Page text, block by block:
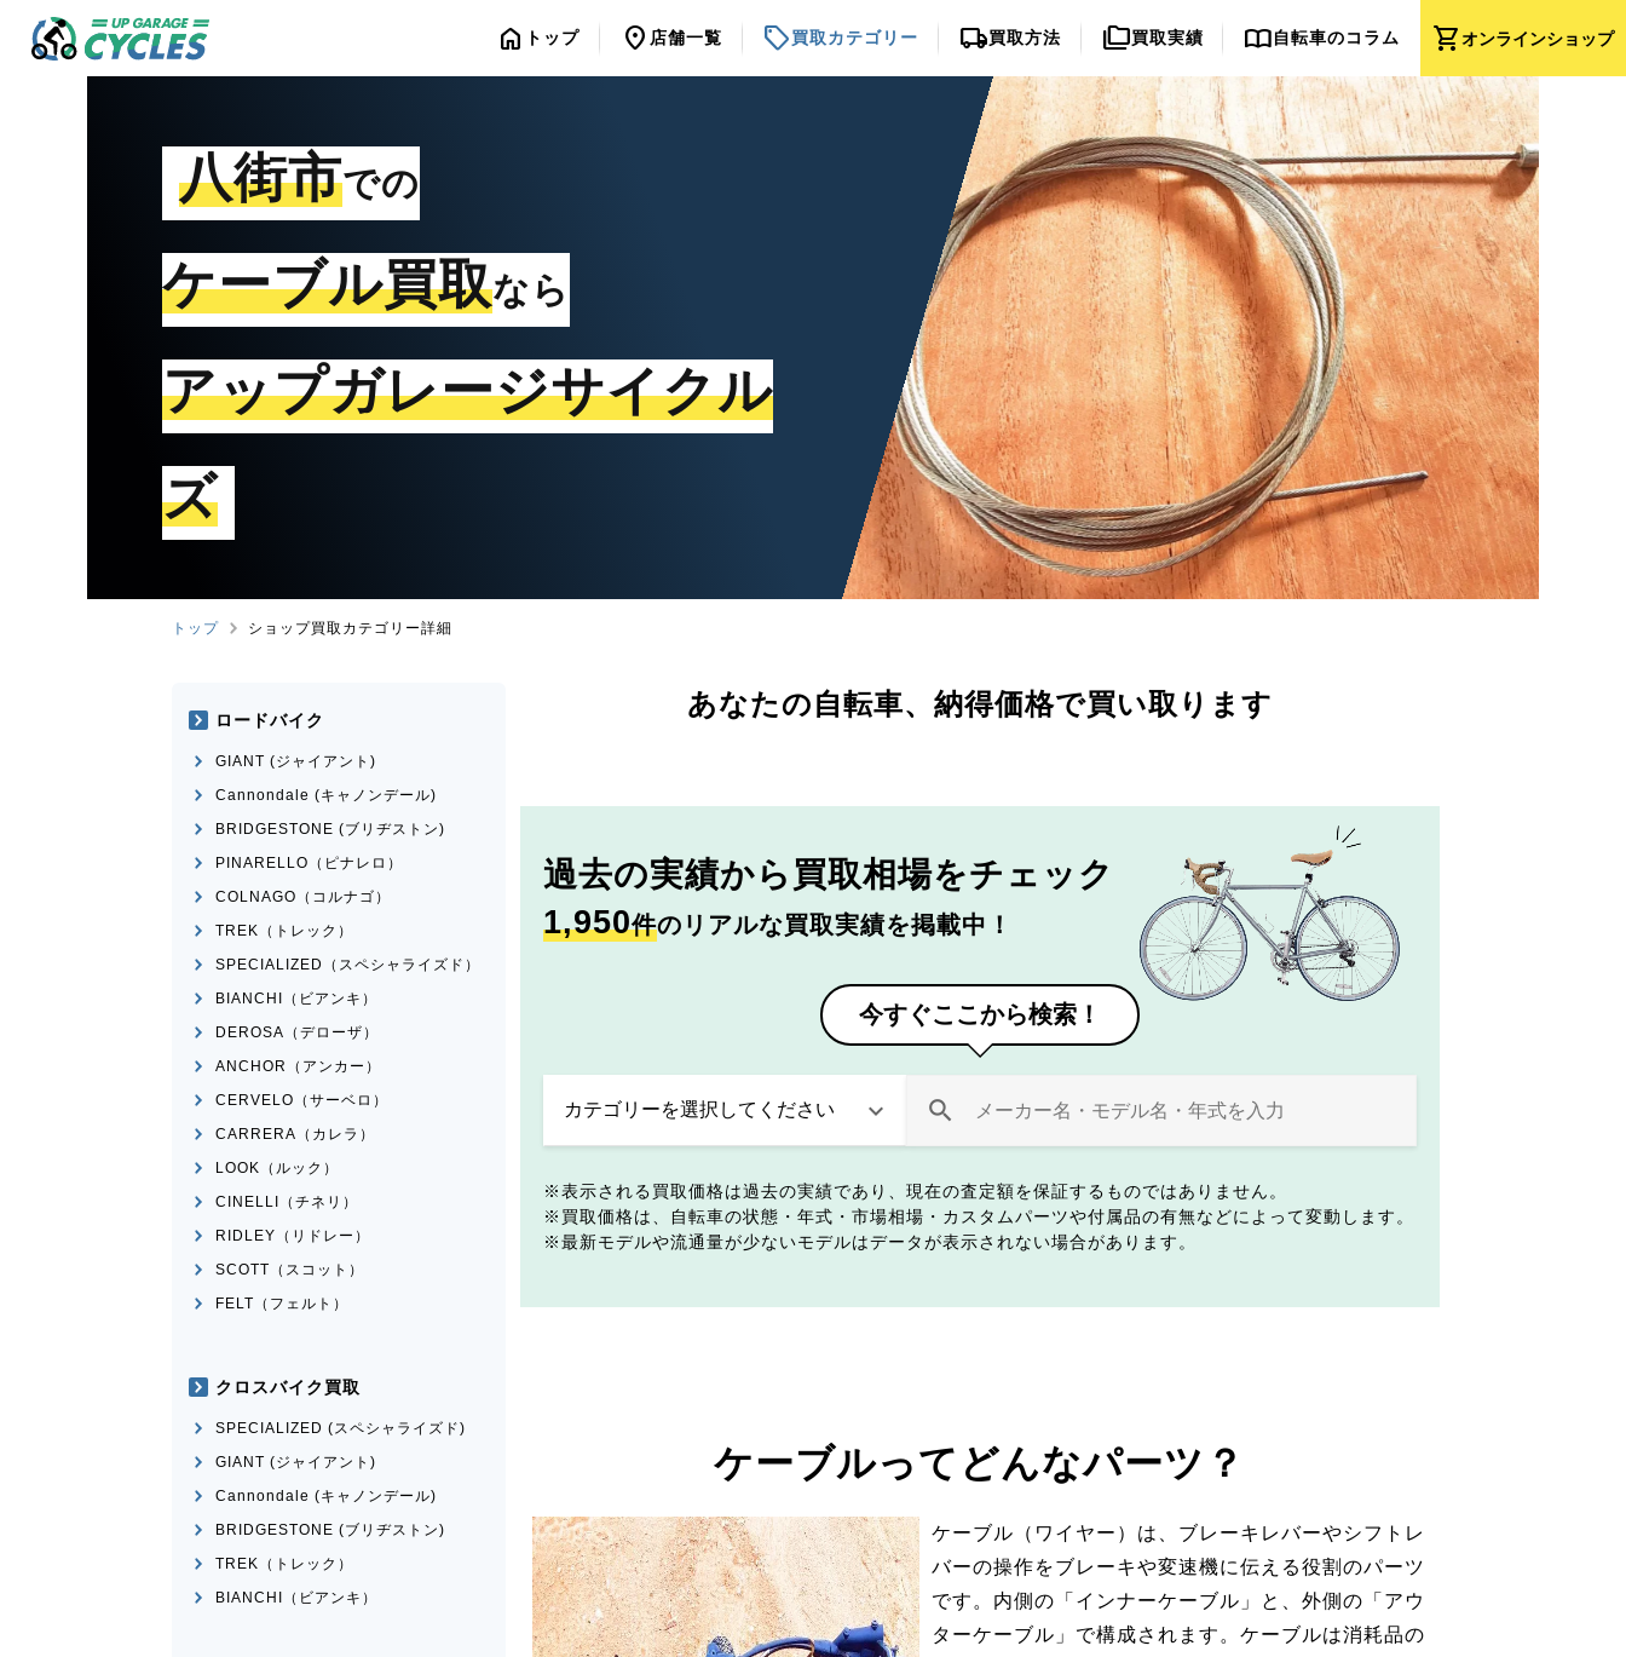
shopping_cartオンラインショップ
home トップ location_on 店舗一覧 sell買取カテゴリー local_shipping買取方法 folder_copy買取実績 import_contacts自転車のコラム
八街市での
ケーブル買取なら
アップガレージサイクル
ズ
トップ ショップ買取カテゴリー詳細
あなたの自転車、 納得価格で買い取ります
過去の実績から 買取相場をチェック
1,950件のリアルな買取実績を掲載中！
今すぐここから検索！
表示される買取価格は過去の実績であり、現在の査定額を保証するものではありません。
買取価格は、自転車の状態・年式・市場相場・カスタムパーツや付属品の有無などによって変動します。
最新モデルや流通量が少ないモデルはデータが表示されない場合があります。
ケーブルってどんなパーツ？
ケーブル（ワイヤー）は、ブレーキレバーやシフトレ
バーの操作をブレーキや変速機に伝える役割のパーツ
です。内側の「インナーケーブル」と、外側の「アウ
ターケーブル」で構成されます。ケーブルは消耗品の
ロードバイク
GIANT (ジャイアント)
Cannondale (キャノンデール)
BRIDGESTONE (ブリヂストン)
PINARELLO（ピナレロ）
COLNAGO（コルナゴ）
TREK（トレック）
SPECIALIZED（スペシャライズド）
BIANCHI（ビアンキ）
DEROSA（デローザ）
ANCHOR（アンカー）
CERVELO（サーベロ）
CARRERA（カレラ）
LOOK（ルック）
CINELLI（チネリ）
RIDLEY（リドレー）
SCOTT（スコット）
FELT（フェルト）
クロスバイク買取
SPECIALIZED (スペシャライズド)
GIANT (ジャイアント)
Cannondale (キャノンデール)
BRIDGESTONE (ブリヂストン)
TREK（トレック）
BIANCHI（ビアンキ）